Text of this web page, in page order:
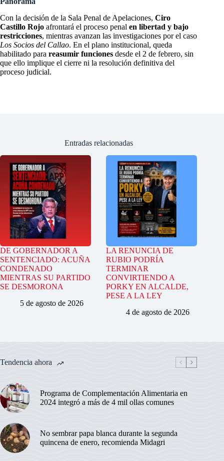
Con la decisión de la Sala Penal de Apelaciones, Ciro
Castillo Rojo afrontará el proceso penal en libertad y bajo
restricciones, mientras avanzan las investigaciones por el caso
Los Socios del Callao. En el plano institucional, queda
habilitado para reasumir funciones desde el 2 de febrero, sin
que ello implique el cierre ni la resolución definitiva del
proceso judicial.
Entradas relacionadas
DE GOBERNADOR A
SENTENCIADO: ACUÑA
CONDENADO
MIENTRAS SU PARTIDO
SE DESMORONA
5 de agosto de 2026
LA RENUNCIA DE
RUBIO PODRÍA
TERMINAR
CONVIRTIENDO A
PORKY EN ALCALDE,
PESE A LA LEY
4 de agosto de 2026
Tendencia ahora
Programa de Complementación Alimentaria en
2024 integró a más de 4 mil ollas comunes
No sembrar papa blanca durante la segunda
quincena de enero, recomienda Midagri